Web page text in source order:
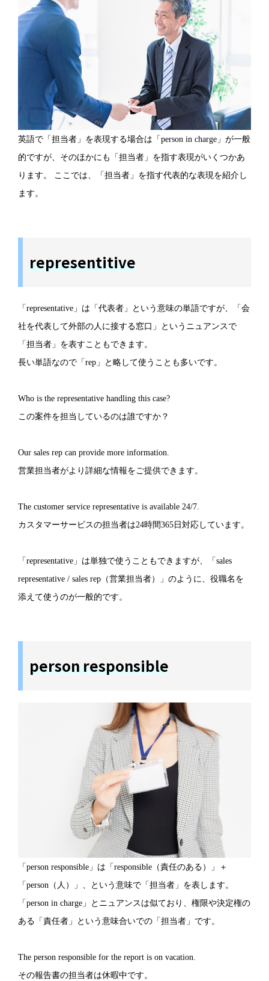
英語で「担当者」を表現する場合は「person in charge」が一般
的ですが、そのほかにも「担当者」を指す表現がいくつかあ
ります。 ここでは、「担当者」を指す代表的な表現を紹介し
ます。
representitive
「representative」は「代表者」という意味の単語ですが、「会
社を代表して外部の人に接する窓口」というニュアンスで
「担当者」を表すこともできます。
長い単語なので「rep」と略して使うことも多いです。
Who is the representative handling this case?
この案件を担当しているのは誰ですか？
Our sales rep can provide more information.
営業担当者がより詳細な情報をご提供できます。
The customer service representative is available 24/7.
カスタマーサービスの担当者は24時間365日対応しています。
「representative」は単独で使うこともできますが、「sales
representative / sales rep（営業担当者）」のように、役職名を
添えて使うのが一般的です。
person responsible
「person responsible」は「responsible（責任のある）」＋
「person（人）」、という意味で「担当者」を表します。
「person in charge」とニュアンスは似ており、権限や決定権の
ある「責任者」という意味合いでの「担当者」です。
The person responsible for the report is on vacation.
その報告書の担当者は休暇中です。